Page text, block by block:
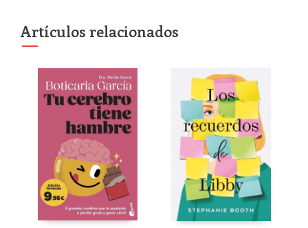
Artículos relacionados